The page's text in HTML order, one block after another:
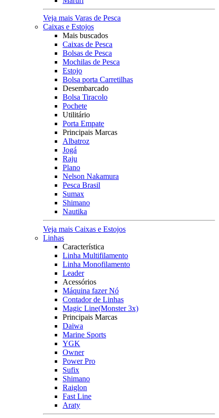
Veja mais Varas de Pesca
Caixas e Estojos
Mais buscados
Caixas de Pesca
Bolsas de Pesca
Mochilas de Pesca
Estojo
Bolsa porta Carretilhas
Desembarcado
Bolsa Tiracolo
Pochete
Utilitário
Porta Empate
Principais Marcas
Albatroz
Jogá
Raju
Plano
Nelson Nakamura
Pesca Brasil
Sumax
Shimano
Nautika
Veja mais Caixas e Estojos
Linhas
Característica
Linha Multifilamento
Linha Monofilamento
Leader
Acessórios
Máquina fazer Nó
Contador de Linhas
Magic Line(Monster 3x)
Principais Marcas
Daiwa
Marine Sports
YGK
Owner
Power Pro
Sufix
Shimano
Raiglon
Fast Line
Araty